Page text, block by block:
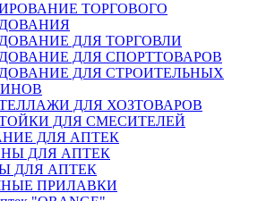
ТОРГОВОГО
ДЛЯ ТОРГОВЛИ
ДЛЯ СПОРТТОВАРОВ
ДЛЯ СТРОИТЕЛЬНЫХ
ДЛЯ ХОЗТОВАРОВ
ДЛЯ СМЕСИТЕЛЕЙ
ДЛЯ АПТЕК
ДЛЯ АПТЕК
ДЛЯ АПТЕК
ПРИЛАВКИ